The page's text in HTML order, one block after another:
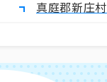
真庭郡新庄村